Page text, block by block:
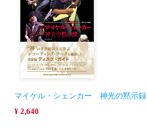
マイケル・シェンカー 神光の黙示録
¥ 2,640